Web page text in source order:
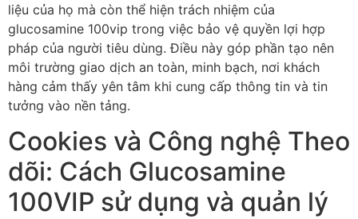
liệu của họ mà còn thể hiện trách nhiệm của
glucosamine 100vip trong việc bảo vệ quyền lợi hợp
pháp của người tiêu dùng. Điều này góp phần tạo nên
môi trường giao dịch an toàn, minh bạch, nơi khách
hàng cảm thấy yên tâm khi cung cấp thông tin và tin
tưởng vào nền tảng.
Cookies và Công nghệ Theo
dõi: Cách Glucosamine
100VIP sử dụng và quản lý